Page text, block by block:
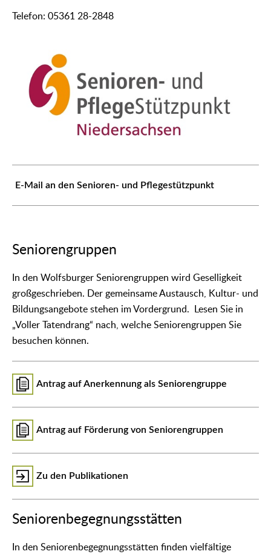
Telefon: 05361 28-2848
E-Mail an den Senioren- und Pflegestützpunkt
Seniorengruppen
In den Wolfsburger Seniorengruppen wird Geselligkeit
großgeschrieben. Der gemeinsame Austausch, Kultur- und
Bildungsangebote stehen im Vordergrund. Lesen Sie in
„Voller Tatendrang“ nach, welche Seniorengruppen Sie
besuchen können.
Antrag auf Anerkennung als Seniorengruppe
Antrag auf Förderung von Seniorengruppen
Zu den Publikationen
Seniorenbegegnungsstätten
In den Seniorenbegegnungsstätten finden vielfältige